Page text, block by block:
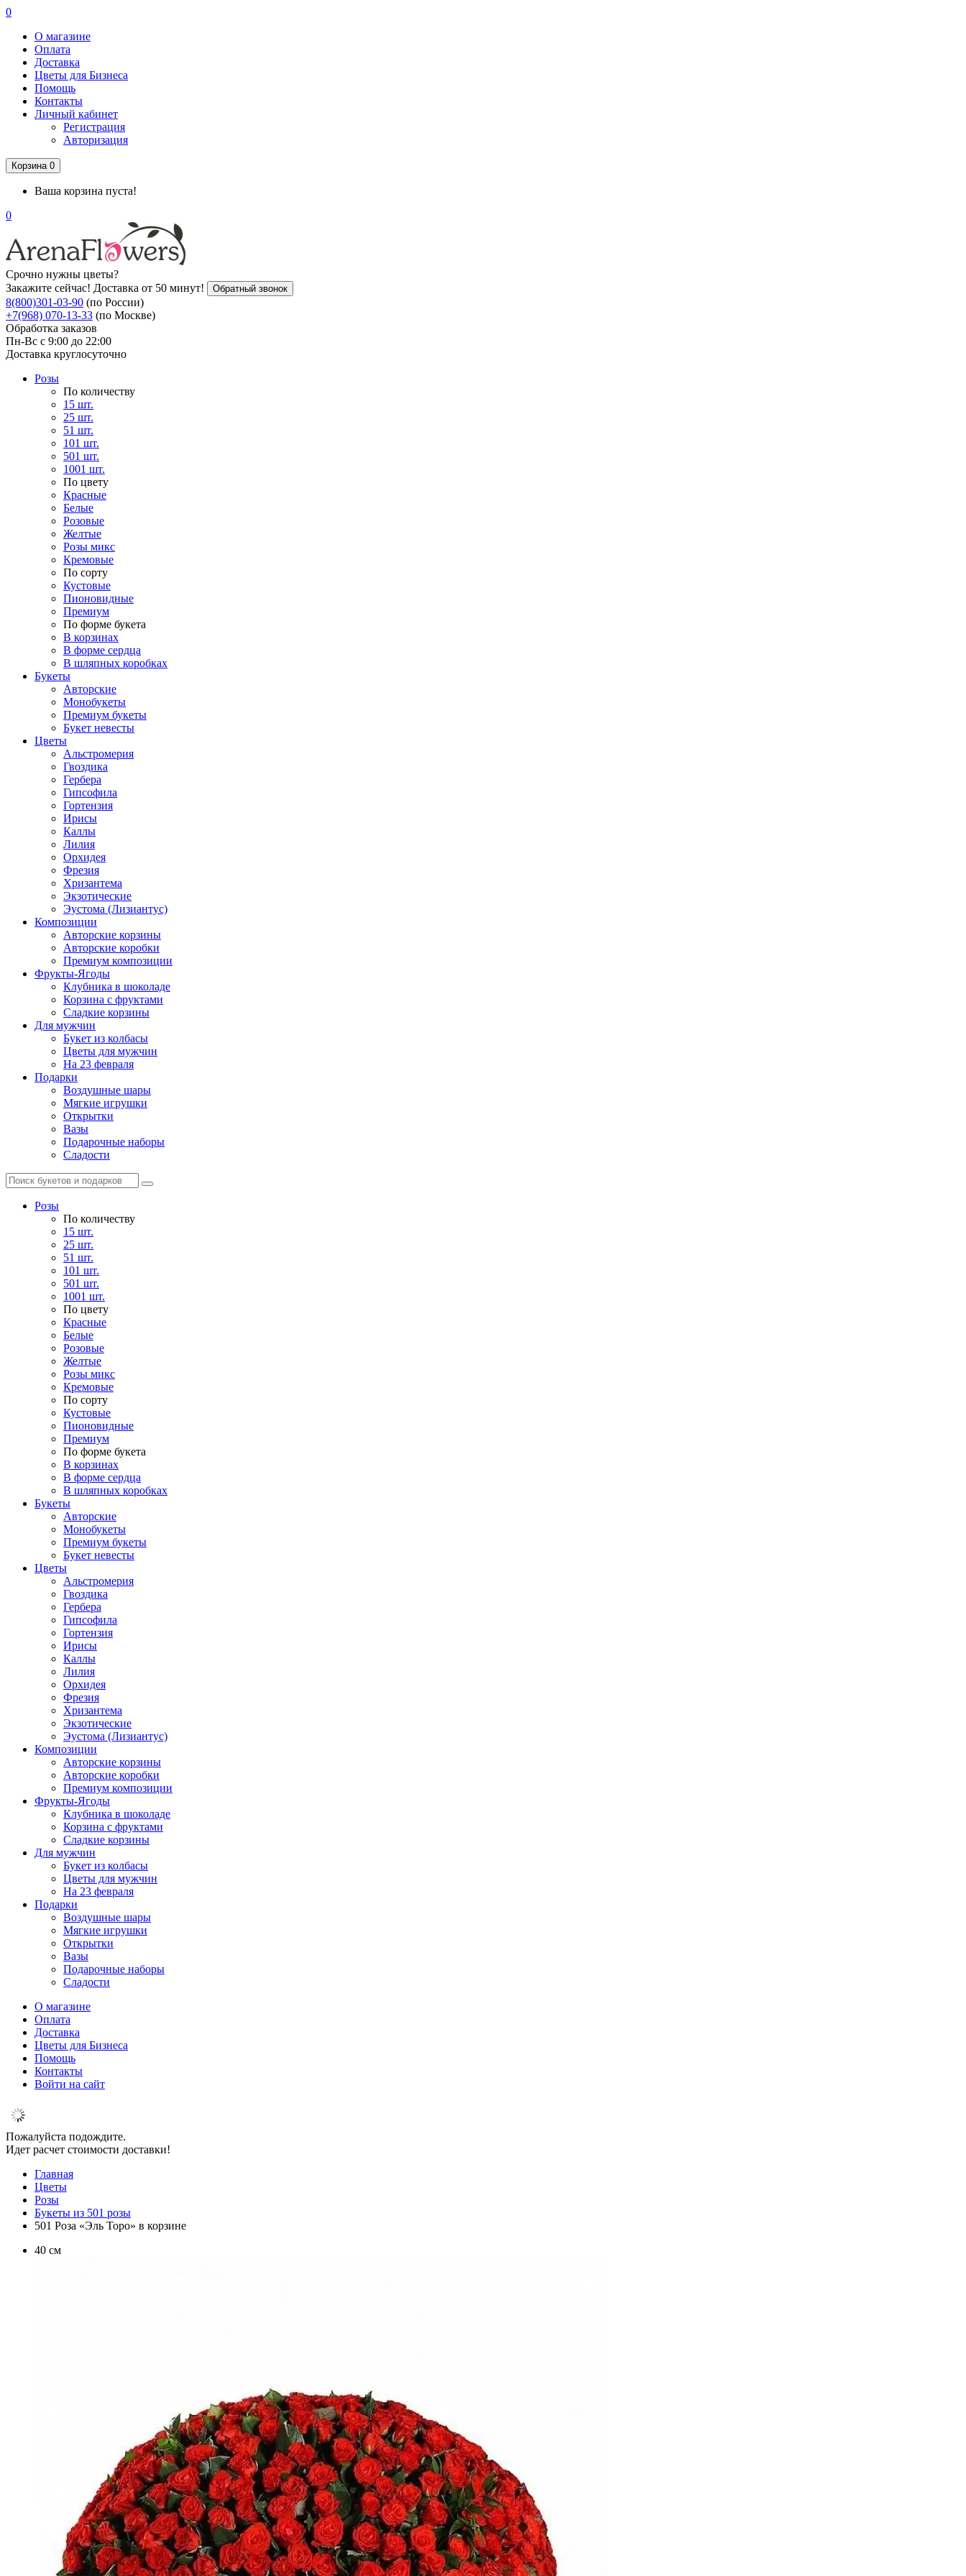
0
О магазине
Оплата
Доставка
Цветы для Бизнеса
Помощь
Контакты
Личный кабинет
Регистрация
Авторизация
Корзина 0
Ваша корзина пуста!
0
Срочно нужны цветы?
Закажите сейчас! Доставка от 50 минут!
Обратный звонок
8(800)301-03-90 (по России)
+7(968) 070-13-33 (по Москве)
Обработка заказов
Пн-Вс с 9:00 до 22:00
Доставка круглосуточно
Розы
По количеству
15 шт.
25 шт.
51 шт.
101 шт.
501 шт.
1001 шт.
По цвету
Красные
Белые
Розовые
Желтые
Розы микс
Кремовые
По сорту
Кустовые
Пионовидные
Премиум
По форме букета
В корзинах
В форме сердца
В шляпных коробках
Букеты
Авторские
Монобукеты
Премиум букеты
Букет невесты
Цветы
Альстромерия
Гвоздика
Гербера
Гипсофила
Гортензия
Ирисы
Каллы
Лилия
Орхидея
Фрезия
Хризантема
Экзотические
Эустома (Лизиантус)
Композиции
Авторские корзины
Авторские коробки
Премиум композиции
Фрукты-Ягоды
Клубника в шоколаде
Корзина с фруктами
Сладкие корзины
Для мужчин
Букет из колбасы
Цветы для мужчин
На 23 февраля
Подарки
Воздушные шары
Мягкие игрушки
Открытки
Вазы
Подарочные наборы
Сладости
Розы
По количеству
15 шт.
25 шт.
51 шт.
101 шт.
501 шт.
1001 шт.
По цвету
Красные
Белые
Розовые
Желтые
Розы микс
Кремовые
По сорту
Кустовые
Пионовидные
Премиум
По форме букета
В корзинах
В форме сердца
В шляпных коробках
Букеты
Авторские
Монобукеты
Премиум букеты
Букет невесты
Цветы
Альстромерия
Гвоздика
Гербера
Гипсофила
Гортензия
Ирисы
Каллы
Лилия
Орхидея
Фрезия
Хризантема
Экзотические
Эустома (Лизиантус)
Композиции
Авторские корзины
Авторские коробки
Премиум композиции
Фрукты-Ягоды
Клубника в шоколаде
Корзина с фруктами
Сладкие корзины
Для мужчин
Букет из колбасы
Цветы для мужчин
На 23 февраля
Подарки
Воздушные шары
Мягкие игрушки
Открытки
Вазы
Подарочные наборы
Сладости
О магазине
Оплата
Доставка
Цветы для Бизнеса
Помощь
Контакты
Войти на сайт
Пожалуйста подождите.
Идет расчет стоимости доставки!
Главная
Цветы
Розы
Букеты из 501 розы
501 Роза «Эль Торо» в корзине
40 см